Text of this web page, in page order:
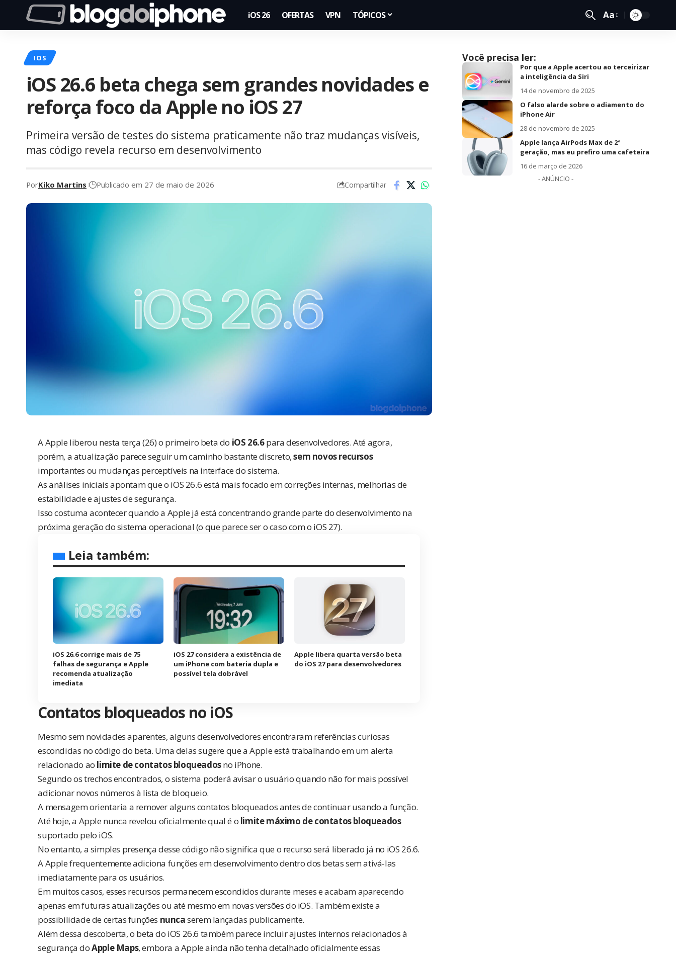
iOS 26 OFERTAS VPN TÓPICOS Aa
IOS
iOS 26.6 beta chega sem grandes novidades e
reforça foco da Apple no iOS 27
Primeira versão de testes do sistema praticamente não traz mudanças visíveis,
mas código revela recurso em desenvolvimento
PorKiko Martins Publicado em 27 de maio de 2026 Compartilhar
A Apple liberou nesta terça (26) o primeiro beta do iOS 26.6para desenvolvedores. Até agora,
porém, a atualização parece seguir um caminho bastante discreto,sem novos recursos
importantes ou mudanças perceptíveis na interface do sistema.
As análises iniciais apontam que o iOS 26.6 está mais focado em correções internas, melhorias de
estabilidade e ajustes de segurança.
Isso costuma acontecer quando a Apple já está concentrando grande parte do desenvolvimento na
próxima geração do sistema operacional (o que parece ser o caso com o iOS 27).
Leia também:
iOS 26.6 corrige mais de 75
falhas de segurança e Apple
recomenda atualização
imediata
iOS 27 considera a existência de
um iPhone com bateria dupla e
possível tela dobrável
Apple libera quarta versão beta
do iOS 27 para desenvolvedores
Contatos bloqueados no iOS
Mesmo sem novidades aparentes, alguns desenvolvedoresencontraram referências curiosas
escondidas no código do beta. Uma delas sugere que a Apple está trabalhando em um alerta
relacionado ao limite de contatos bloqueadosno iPhone.
Segundo os trechos encontrados, o sistema poderá avisar o usuário quando não for mais possível
adicionar novos números à lista de bloqueio.
A mensagem orientaria a remover alguns contatos bloqueados antes de continuar usando a função.
Até hoje, a Apple nunca revelou oficialmente qual é o limite máximo de contatos bloqueados
suportado pelo iOS.
No entanto, a simples presença desse código não significa que o recurso será liberado já no iOS 26.6.
A Apple frequentemente adiciona funções em desenvolvimento dentro dos betas sem ativá-las
imediatamente para os usuários.
Em muitos casos, esses recursos permanecem escondidos durante meses e acabam aparecendo
apenas em futuras atualizações ou até mesmo em novas versões do iOS. Também existe a
possibilidade de certas funções nuncaserem lançadas publicamente.
Além dessa descoberta, o beta do iOS 26.6 também parece incluir ajustes internos relacionados à
segurança doApple Maps, embora a Apple ainda não tenha detalhado oficialmente essas
Você precisa ler:
Por que a Apple acertou ao terceirizar
a inteligência da Siri
14 de novembro de 2025
O falso alarde sobre o adiamento do
iPhone Air
28 de novembro de 2025
Apple lança AirPods Max de 2ª
geração, mas eu prefiro uma cafeteira
16 de março de 2026
- ANÚNCIO -